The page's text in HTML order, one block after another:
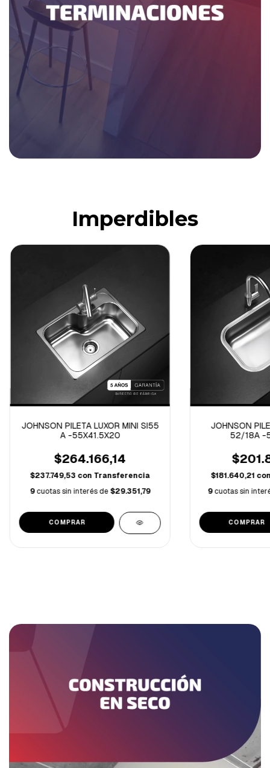
Imperdibles
JOHNSON PILETA LUXOR MINI SI55
A -55X41.5X20
$264.166,14
$237.749,53 con Transferencia
9 cuotas sin interés de$29.351,79
JOHNSON
52/18A -
$181.640,21
9 cuotas sin